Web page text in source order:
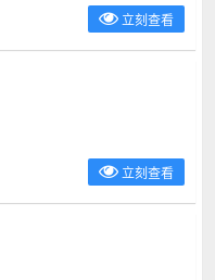
立刻查看
立刻查看